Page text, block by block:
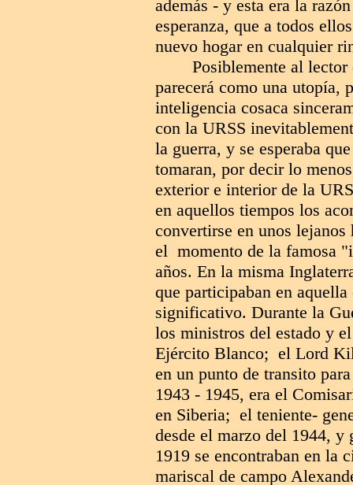
además - y esta era la
esperanza, que a todos
nuevo hogar en cualquier
Posiblemente al lector
parecerá como una utopía,
inteligencia cosaca
con la URSS
la guerra, y se esperaba
tomaran, por decir lo
exterior e interior de la
en aquellos tiempos los
convertirse en unos
el momento de la famosa
años. En la misma
que participaban en
significativo. Durante la
los ministros del estado y
Ejército Blanco; el Lord
en un punto de transito
1943 - 1945, era el
en Siberia; el teniente-
desde el marzo del 1944,
1919 se encontraban en la
mariscal de campo